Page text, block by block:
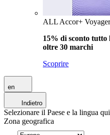
ALL Accor+ Voyager
15% di sconto tutto
oltre 30 marchi
Scoprire
en
Indietro
Selezionare il Paese e la lingua
Zona geografica